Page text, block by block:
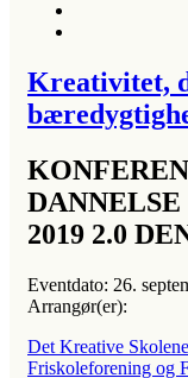
Kreativitet,
2019 2.0
Eventdato: 26.
Arrangør(er):
Det Kreative
Friskoleforening og